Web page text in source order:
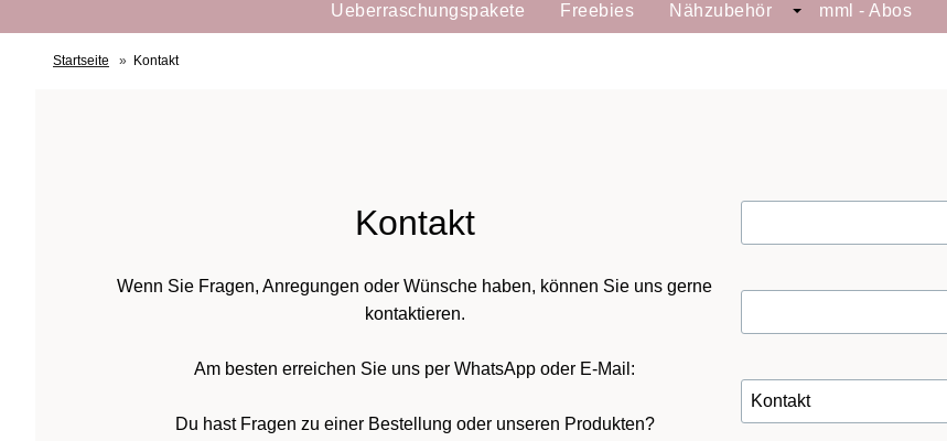
Ueberraschungspakete Freebies Nähzubehör mml - Abos
Startseite » Kontakt
Kontakt
Wenn Sie Fragen, Anregungen oder Wünsche haben, können Sie uns gerne
kontaktieren.
Am besten erreichen Sie uns per WhatsApp oder E-Mail:
Du hast Fragen zu einer Bestellung oder unseren Produkten?